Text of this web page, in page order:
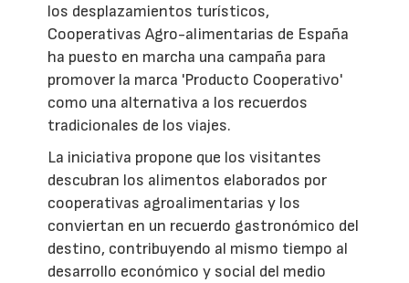
los desplazamientos turísticos,
Cooperativas Agro-alimentarias de España
ha puesto en marcha una campaña para
promover la marca 'Producto Cooperativo'
como una alternativa a los recuerdos
tradicionales de los viajes.
La iniciativa propone que los visitantes
descubran los alimentos elaborados por
cooperativas agroalimentarias y los
conviertan en un recuerdo gastronómico del
destino, contribuyendo al mismo tiempo al
desarrollo económico y social del medio